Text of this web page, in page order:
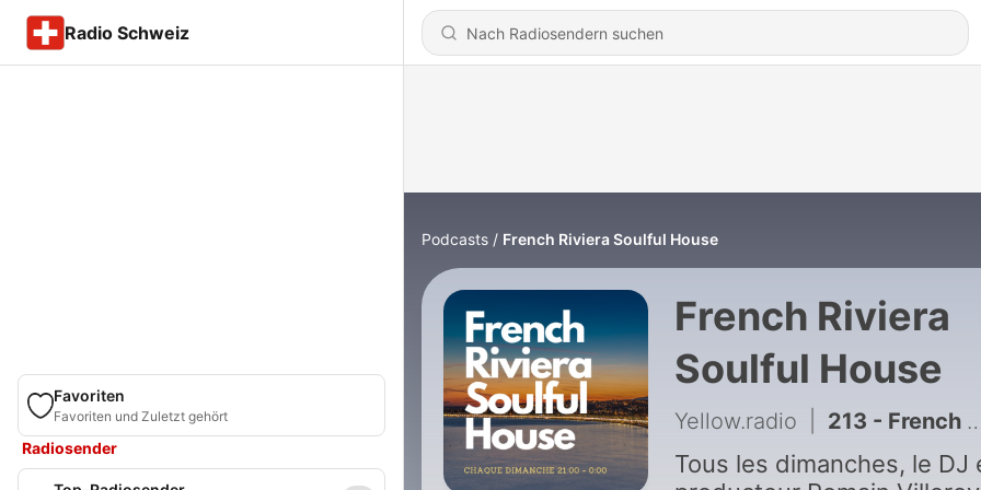
Radio Schweiz
Favoriten
Favoriten und Zuletzt gehört
Radiosender
Podcasts French Riviera Soulful House
French Riviera
Soulful House
Yellow.radio 213 - French Riviera Soulful House #353
Tous les dimanches, le DJ